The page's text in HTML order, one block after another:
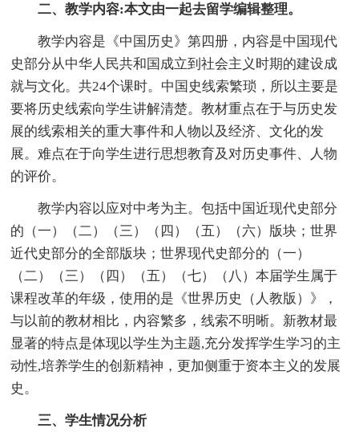
二、教学内容:本文由一起去留学编辑整理。
教学内容是《中国历史》第四册，内容是中国现代
史部分从中华人民共和国成立到社会主义时期的建设成
就与文化。共24个课时。中国史线索繁琐，所以主要是
要将历史线索向学生讲解清楚。教材重点在于与历史发
展的线索相关的重大事件和人物以及经济、文化的发
展。难点在于向学生进行思想教育及对历史事件、人物
的评价。
教学内容以应对中考为主。包括中国近现代史部分
的（一）（二）（三）（四）（五）（六）版块；世界
近代史部分的全部版块；世界现代史部分的（一）
（二）（三）（四）（五）（七）（八）本届学生属于
课程改革的年级，使用的是《世界历史（人教版）》，
与以前的教材相比，内容繁多，线索不明晰。新教材最
显著的特点是体现以学生为主题,充分发挥学生学习的主
动性,培养学生的创新精神，更加侧重于资本主义的发展
史。
三、学生情况分析